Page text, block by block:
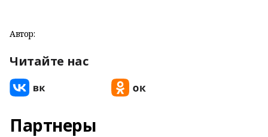
Автор:
Читайте нас
Партнеры